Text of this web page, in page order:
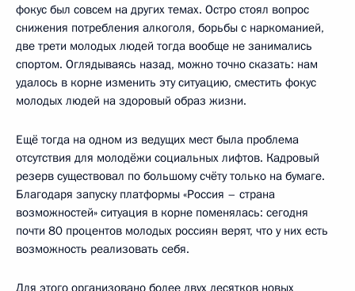
фокус был совсем на других темах. Остро стоял вопрос
снижения потребления алкоголя, борьбы с наркоманией,
две трети молодых людей тогда вообще не занимались
спортом. Оглядываясь назад, можно точно сказать: нам
удалось в корне изменить эту ситуацию, сместить фокус
молодых людей на здоровый образ жизни.
Ещё тогда на одном из ведущих мест была проблема
отсутствия для молодёжи социальных лифтов. Кадровый
резерв существовал по большому счёту только на бумаге.
Благодаря запуску платформы «Россия – страна
возможностей» ситуация в корне поменялась: сегодня
почти 80 процентов молодых россиян верят, что у них есть
возможность реализовать себя.
Для этого организовано более двух десятков новых